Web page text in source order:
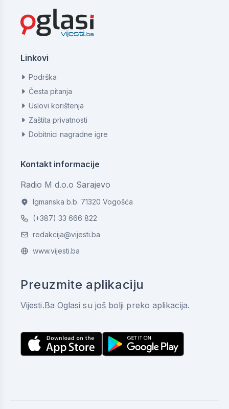
Linkovi
Podrška
Česta pitanja
Uslovi korištenja
Zaštita privatnosti
Dobitnici nagradne igre
Kontakt informacije
Radio M d.o.o Sarajevo
Igmanska b.b. 71320 Vogošća
(+387) 33 666 822
redakcija@vijesti.ba
www.vijesti.ba
Preuzmite aplikaciju
Vijesti.Ba Oglasi su još bolji preko aplikacija.